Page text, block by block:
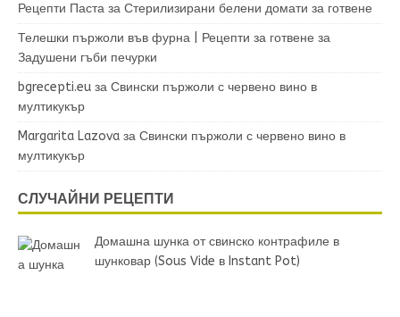
Рецепти Паста за Стерилизирани белени домати за готвене
Телешки пържоли във фурна | Рецепти за готвене за
Задушени гъби печурки
bgrecepti.eu за Свински пържоли с червено вино в
мултикукър
Margarita Lazova за Свински пържоли с червено вино в
мултикукър
СЛУЧАЙНИ РЕЦЕПТИ
Домашна шунка от свинско контрафиле в
шунковар (Sous Vide в Instant Pot)